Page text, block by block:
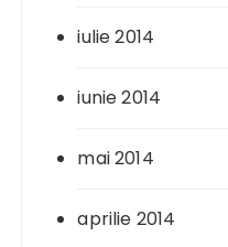
iulie 2014
iunie 2014
mai 2014
aprilie 2014